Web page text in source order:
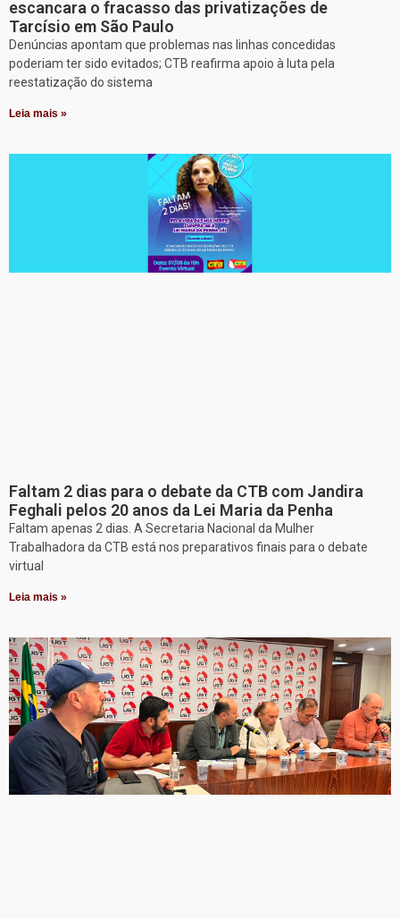
escancara o fracasso das privatizações de
Tarcísio em São Paulo
Denúncias apontam que problemas nas linhas concedidas
poderiam ter sido evitados; CTB reafirma apoio à luta pela
reestatização do sistema
Leia mais »
Faltam 2 dias para o debate da CTB com Jandira
Feghali pelos 20 anos da Lei Maria da Penha
Faltam apenas 2 dias. A Secretaria Nacional da Mulher
Trabalhadora da CTB está nos preparativos finais para o debate
virtual
Leia mais »